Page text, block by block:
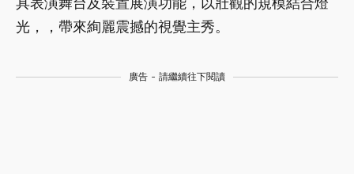
光，，帶來絢麗震撼的視覺主秀。
廣告 - 請繼續往下閱讀